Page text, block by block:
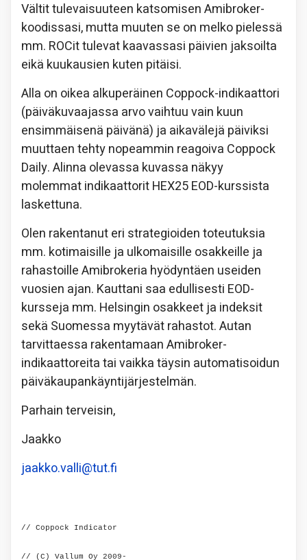
Vältit tulevaisuuteen katsomisen Amibroker-
koodissasi, mutta muuten se on melko pielessä
mm. ROCit tulevat kaavassasi päivien jaksoilta
eikä kuukausien kuten pitäisi.
Alla on oikea alkuperäinen Coppock-indikaattori
(päiväkuvaajassa arvo vaihtuu vain kuun
ensimmäisenä päivänä) ja aikavälejä päiviksi
muuttaen tehty nopeammin reagoiva Coppock
Daily. Alinna olevassa kuvassa näkyy
molemmat indikaattorit HEX25 EOD-kurssista
laskettuna.
Olen rakentanut eri strategioiden toteutuksia
mm. kotimaisille ja ulkomaisille osakkeille ja
rahastoille Amibrokeria hyödyntäen useiden
vuosien ajan. Kauttani saa edullisesti EOD-
kursseja mm. Helsingin osakkeet ja indeksit
sekä Suomessa myytävät rahastot. Autan
tarvittaessa rakentamaan Amibroker-
indikaattoreita tai vaikka täysin automatisoidun
päiväkaupankäyntijärjestelmän.
Parhain terveisin,
Jaakko
jaakko.valli@tut.fi
// Coppock Indicator
// (C) Vallum Oy 2009-